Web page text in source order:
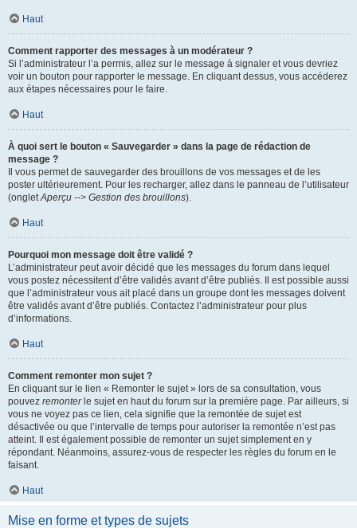
Haut
Comment rapporter des messages à un modérateur ?
Si l’administrateur l’a permis, allez sur le message à signaler et vous devriez
voir un bouton pour rapporter le message. En cliquant dessus, vous accéderez
aux étapes nécessaires pour le faire.
Haut
À quoi sert le bouton « Sauvegarder » dans la page de rédaction de
message ?
Il vous permet de sauvegarder des brouillons de vos messages et de les
poster ultérieurement. Pour les recharger, allez dans le panneau de l’utilisateur
(ongletAperçu --> Gestion des brouillons).
Haut
Pourquoi mon message doit être validé ?
L’administrateur peut avoir décidé que les messages du forum dans lequel
vous postez nécessitent d’être validés avant d’être publiés. Il est possible aussi
que l’administrateur vous ait placé dans un groupe dont les messages doivent
être validés avant d’être publiés. Contactez l’administrateur pour plus
d’informations.
Haut
Comment remonter mon sujet ?
En cliquant sur le lien « Remonter le sujet » lors de sa consultation, vous
pouvez remonterle sujet en haut du forum sur la première page. Par ailleurs, si
vous ne voyez pas ce lien, cela signifie que la remontée de sujet est
désactivée ou que l’intervalle de temps pour autoriser la remontée n’est pas
atteint. Il est également possible de remonter un sujet simplement en y
répondant. Néanmoins, assurez-vous de respecter les règles du forum en le
faisant.
Haut
Mise en forme et types de sujets